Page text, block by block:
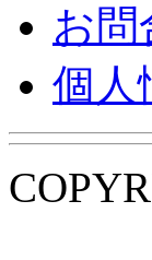
お問
個人